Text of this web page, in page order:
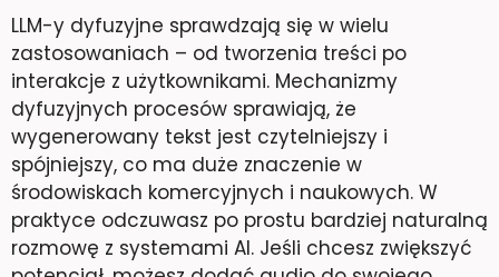
LLM-y dyfuzyjne sprawdzają się w wielu
zastosowaniach – od tworzenia treści po
interakcje z użytkownikami. Mechanizmy
dyfuzyjnych procesów sprawiają, że
wygenerowany tekst jest czytelniejszy i
spójniejszy, co ma duże znaczenie w
środowiskach komercyjnych i naukowych. W
praktyce odczuwasz po prostu bardziej naturalną
rozmowę z systemami AI. Jeśli chcesz zwiększyć